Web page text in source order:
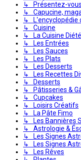
↳ Présentez-
↳ Capucine,
↳ L'encyclopédie
↳ Cuisine
↳ La Cuisine
↳ Les Entrées
↳ Les Sauces
↳ Les Plats
↳ Les Desserts
↳ Les Recettes
↳ Desserts
↳ Pâtisseries &
↳ Cupcakes
↳ Loisirs Créatifs
↳ La Pâte Fimo
↳ Les Bannières
↳ Astrologie &
↳ Les Signes
↳ Les Signes
↳ Les Rêves